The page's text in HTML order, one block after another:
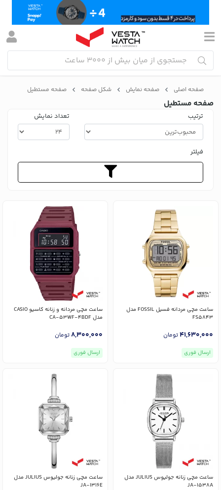
صفحه اصلی صفحه نمایش شکل صفحه صفحه مستطیل
صفحه مستطیل
ترتیب تعداد نمایش
فیلتر
ساعت مچی مردانه فسیل FOSSIL مدل
FS5843
41,630,000تومان
ارسال فوری
ساعت مچی مردانه و زنانه کاسیو CASIO
مدل CA-53WF-4BDF
8,300,000تومان
ارسال فوری
ساعت مچی زنانه جولیوس JULIUS مدل
JA-1538A
ساعت مچی زنانه جولیوس JULIUS مدل
JA-1316E